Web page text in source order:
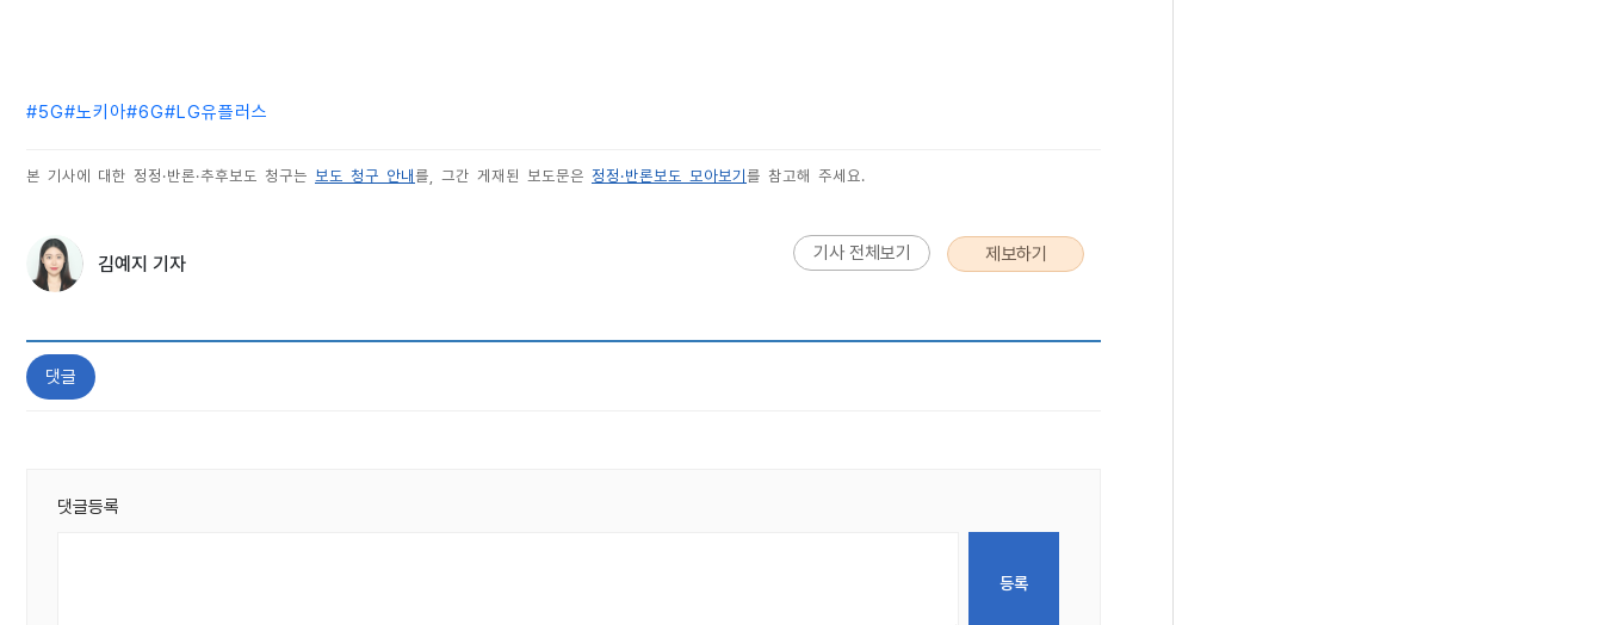
#5G#노키아#6G#LG유플러스
본 기사에 대한 정정·반론·추후보도 청구는 보도 청구 안내 를, 그간 게재된 보도문은 정정·반론보도 모아보기 를 참고해 주세요.
김예지 기자 기사 전체보기 제보하기
댓글
댓글등록